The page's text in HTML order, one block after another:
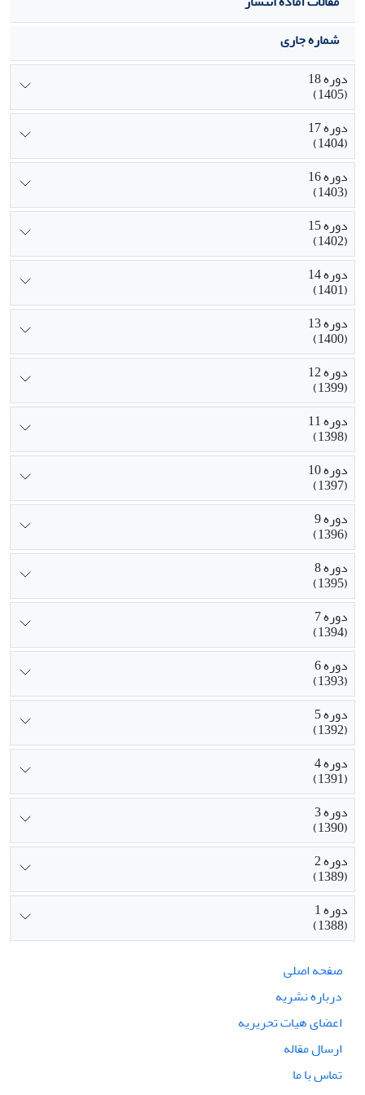
شماره جاری
دوره 18
(1405)
دوره 17
(1404)
دوره 16
(1403)
دوره 15
(1402)
دوره 14
(1401)
دوره 13
(1400)
دوره 12
(1399)
دوره 11
(1398)
دوره 10
(1397)
دوره 9
(1396)
دوره 8
(1395)
دوره 7
(1394)
دوره 6
(1393)
دوره 5
(1392)
دوره 4
(1391)
دوره 3
(1390)
دوره 2
(1389)
دوره 1
(1388)
صفحه اصلی
درباره نشریه
اعضای هیات تحریریه
ارسال مقاله
تماس با ما